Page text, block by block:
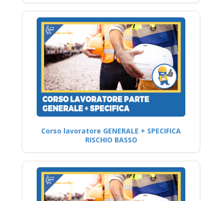
Corso lavoratore GENERALE + SPECIFICA
RISCHIO BASSO